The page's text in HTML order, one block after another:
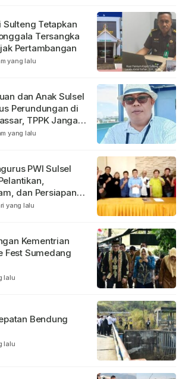
yang lalu
Sulteng Tetapkan
Tersangka
Pertambangan
yang lalu
dan Anak Sulsel
Perundungan di
TPPK Jangan
yang lalu
PWI Sulsel
dan Persiapan
lalu
Kementrian
Fest Sumedang
lalu
Bendung